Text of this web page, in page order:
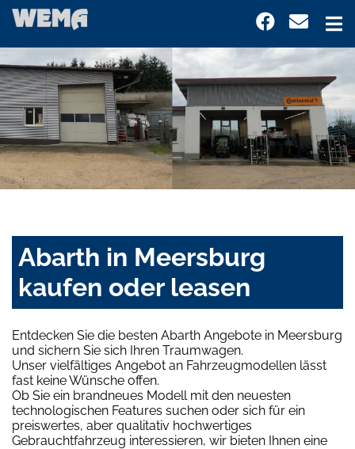
Abarth in Meersburg
kaufen oder leasen
Entdecken Sie die besten Abarth Angebote in Meersburg
und sichern Sie sich Ihren Traumwagen.
Unser vielfältiges Angebot an Fahrzeugmodellen lässt
fast keine Wünsche offen.
Ob Sie ein brandneues Modell mit den neuesten
technologischen Features suchen oder sich für ein
preiswertes, aber qualitativ hochwertiges
Gebrauchtfahrzeug interessieren, wir bieten Ihnen eine